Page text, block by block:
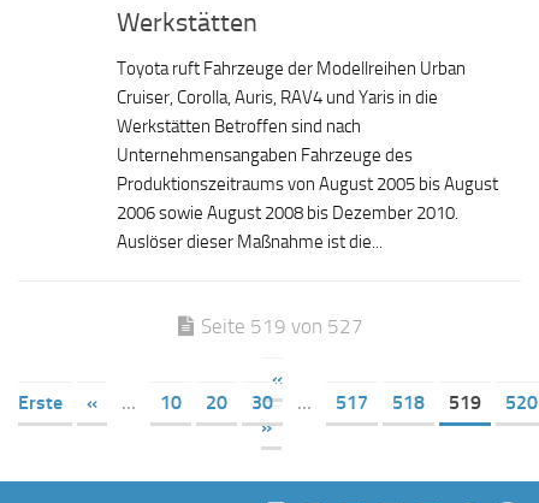
Werkstätten
Toyota ruft Fahrzeuge der Modellreihen Urban
Cruiser, Corolla, Auris, RAV4 und Yaris in die
Werkstätten Betroffen sind nach
Unternehmensangaben Fahrzeuge des
Produktionszeitraums von August 2005 bis August
2006 sowie August 2008 bis Dezember 2010.
Auslöser dieser Maßnahme ist die...
Seite 519 von 527
«
Erste
« ... 10 20 30 ... 517 518 519
520
»